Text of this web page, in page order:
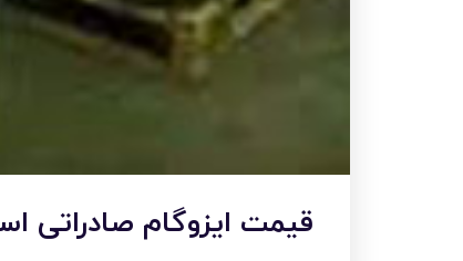
قیمت ایزوگام صادراتی